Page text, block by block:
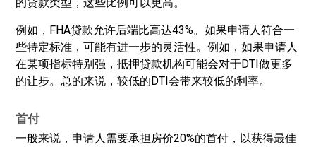
例如，FHA贷款允许后端比高达43%。如果申请人符合一
些特定标准，可能有进一步的灵活性。例如，如果申请人
在某项指标特别强，抵押贷款机构可能会对于DTI做更多
的让步。总的来说，较低的DTI会带来较低的利率。
首付
一般来说，申请人需要承担房价20%的首付，以获得最佳